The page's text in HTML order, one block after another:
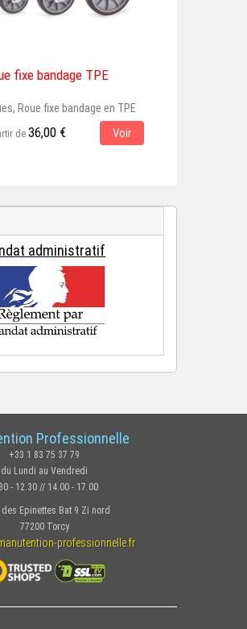
fixe bandage TPE
Roue fixe bandage en TPE
de36,00 € Voir
administratif
Professionnelle
+33 1 83 75 37 79
du Lundi au Vendredi
- 12.30 // 14.00 - 17.00
Epinettes Bat 9 Zi nord
77200 Torcy
professionnelle.fr